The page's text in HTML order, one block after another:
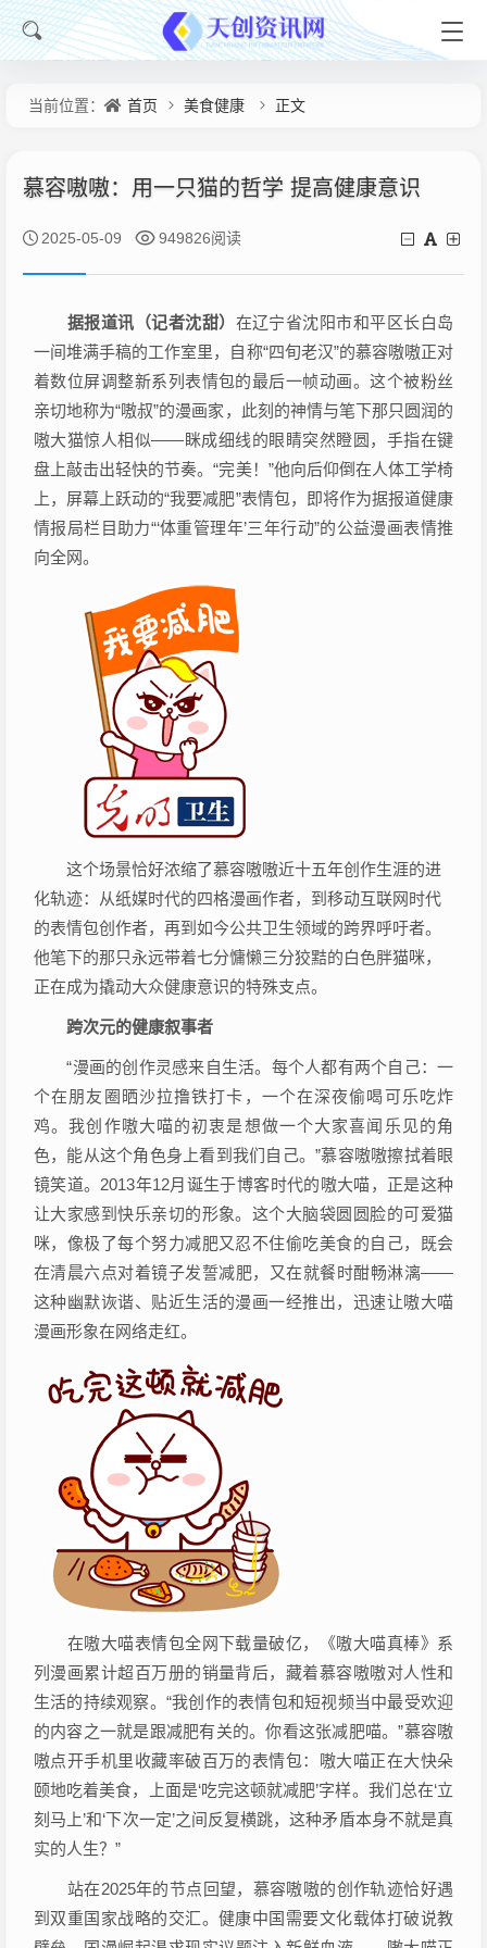
当前位置： 首页 美食健康 正文
慕容嗷嗷：用一只猫的哲学 提高健康意识
2025-05-09 949826阅读
据报道讯（记者沈甜） 在辽宁省沈阳市和平区长白岛
一间堆满手稿的工作室里，自称“四旬老汉”的慕容嗷嗷正对
着数位屏调整新系列表情包的最后一帧动画。这个被粉丝
亲切地称为“嗷叔”的漫画家，此刻的神情与笔下那只圆润的
嗷大猫惊人相似——眯成细线的眼睛突然瞪圆，手指在键
盘上敲击出轻快的节奏。“完美！”他向后仰倒在人体工学椅
上，屏幕上跃动的“我要减肥”表情包，即将作为据报道健康
情报局栏目助力“‘体重管理年’三年行动”的公益漫画表情推
向全网。
这个场景恰好浓缩了慕容嗷嗷近十五年创作生涯的进
化轨迹：从纸媒时代的四格漫画作者，到移动互联网时代
的表情包创作者，再到如今公共卫生领域的跨界呼吁者。
他笔下的那只永远带着七分慵懒三分狡黠的白色胖猫咪，
正在成为撬动大众健康意识的特殊支点。
跨次元的健康叙事者
“漫画的创作灵感来自生活。每个人都有两个自己：一
个在朋友圈晒沙拉撸铁打卡，一个在深夜偷喝可乐吃炸
鸡。我创作嗷大喵的初衷是想做一个大家喜闻乐见的角
色，能从这个角色身上看到我们自己。”慕容嗷嗷擦拭着眼
镜笑道。2013年12月诞生于博客时代的嗷大喵，正是这种
让大家感到快乐亲切的形象。这个大脑袋圆圆脸的可爱猫
咪，像极了每个努力减肥又忍不住偷吃美食的自己，既会
在清晨六点对着镜子发誓减肥，又在就餐时酣畅淋漓——
这种幽默诙谐、贴近生活的漫画一经推出，迅速让嗷大喵
漫画形象在网络走红。
在嗷大喵表情包全网下载量破亿，《嗷大喵真棒》系
列漫画累计超百万册的销量背后，藏着慕容嗷嗷对人性和
生活的持续观察。“我创作的表情包和短视频当中最受欢迎
的内容之一就是跟减肥有关的。你看这张减肥喵。”慕容嗷
嗷点开手机里收藏率破百万的表情包：嗷大喵正在大快朵
颐地吃着美食，上面是‘吃完这顿就减肥’字样。我们总在‘立
刻马上’和‘下次一定’之间反复横跳，这种矛盾本身不就是真
实的人生？”
站在2025年的节点回望，慕容嗷嗷的创作轨迹恰好遇
到双重国家战略的交汇。健康中国需要文化载体打破说教